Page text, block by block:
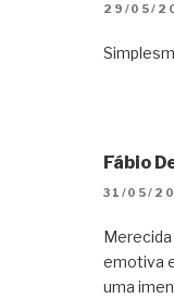
29/05/
Fábio
31/05/
emotiva
uma